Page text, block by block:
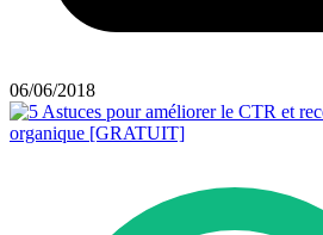
06/06/2018